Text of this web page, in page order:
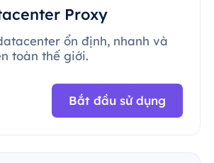
Proxy
ổn định, nhanh và
toàn thế giới.
Bắt đầu sử dụng